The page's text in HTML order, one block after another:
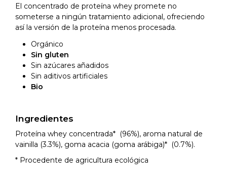
El concentrado de proteína whey promete no
someterse a ningún tratamiento adicional, ofreciendo
así la versión de la proteína menos procesada.
Orgánico
Sin gluten
Sin azúcares añadidos
Sin aditivos artificiales
Bio
Ingredientes
Proteína whey concentrada* (96%), aroma natural de
vainilla (3.3%), goma acacia (goma arábiga)* (0.7%).
* Procedente de agricultura ecológica